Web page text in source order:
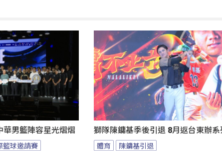
男籃陣容星光熠熠
籃球邀請賽
獅隊陳鏞基季後引退 8月返台東辦系
體育 陳鏞基引退